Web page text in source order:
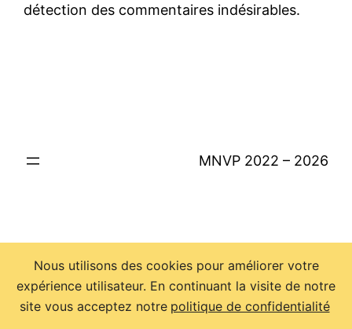
détection des commentaires indésirables.
MNVP 2022 – 2026
Nous utilisons des cookies pour améliorer votre
expérience utilisateur. En continuant la visite de notre
site vous acceptez notre politique de confidentialité